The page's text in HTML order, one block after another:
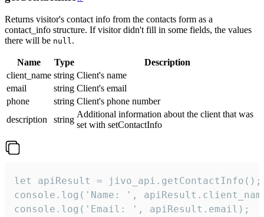
Returns visitor's contact info from the contacts form as a
contact_info structure. If visitor didn't fill in some fields, the values
there will be null.
Name Type
Description
client_name string Client's name
email
string Client's email
phone
string Client's phone number
description
string
Additional information about the client that was
set with setContactInfo
let apiResult = jivo_api.getContactInfo();
console.log('Name: ',
console.log('Email: ', apiResult.email);